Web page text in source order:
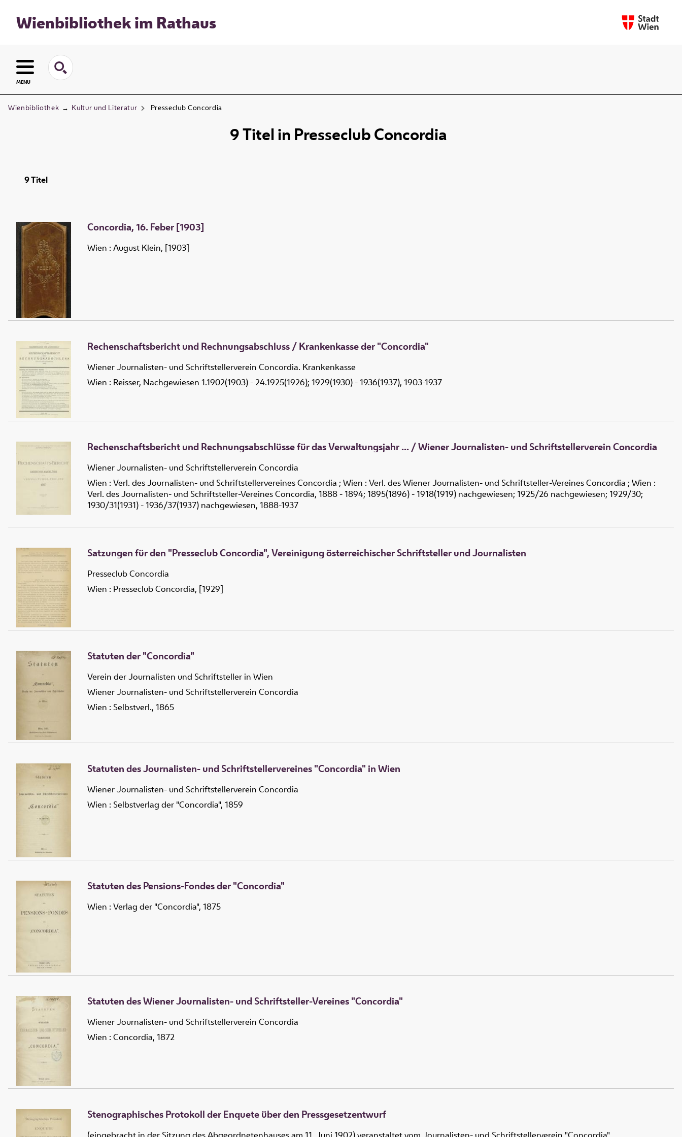
Wienbibliothek im Rathaus
MENU
Wienbibliothek → Kultur und Literatur Presseclub Concordia
9Titelin Presseclub Concordia
9Titel
Concordia, 16. Feber [1903]
Wien : August Klein, [1903]
Rechenschaftsbericht und Rechnungsabschluss / Krankenkasse der "Concordia"
Wiener Journalisten- und Schriftstellerverein Concordia. Krankenkasse
Wien : Reisser, Nachgewiesen 1.1902(1903) - 24.1925(1926); 1929(1930) - 1936(1937), 1903-1937
Rechenschaftsbericht und Rechnungsabschlüsse für das Verwaltungsjahr ... / Wiener Journalisten- und Schriftstellerverein Concordia
Wiener Journalisten- und Schriftstellerverein Concordia
Wien : Verl. des Journalisten- und Schriftstellervereines Concordia ; Wien : Verl. des Wiener Journalisten- und Schriftsteller-Vereines Concordia ; Wien :
Verl. des Journalisten- und Schriftsteller-Vereines Concordia, 1888 - 1894; 1895(1896) - 1918(1919) nachgewiesen; 1925/26 nachgewiesen; 1929/30;
1930/31(1931) - 1936/37(1937) nachgewiesen, 1888-1937
Satzungen für den "Presseclub Concordia", Vereinigung österreichischer Schriftsteller und Journalisten
Presseclub Concordia
Wien : Presseclub Concordia, [1929]
Statuten der "Concordia"
Verein der Journalisten und Schriftsteller in Wien
Wiener Journalisten- und Schriftstellerverein Concordia
Wien : Selbstverl., 1865
Statuten des Journalisten- und Schriftstellervereines "Concordia" in Wien
Wiener Journalisten- und Schriftstellerverein Concordia
Wien : Selbstverlag der "Concordia", 1859
Statuten des Pensions-Fondes der "Concordia"
Wien : Verlag der "Concordia", 1875
Statuten des Wiener Journalisten- und Schriftsteller-Vereines "Concordia"
Wiener Journalisten- und Schriftstellerverein Concordia
Wien : Concordia, 1872
Stenographisches Protokoll der Enquete über den Pressgesetzentwurf